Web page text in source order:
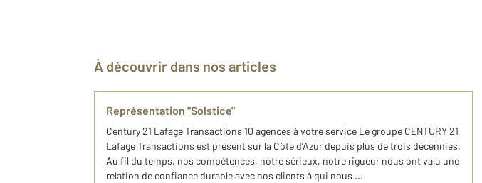
À découvrir dans nos articles
Représentation "Solstice"
Century 21 Lafage Transactions 10 agences à votre service Le groupe CENTURY 21
Lafage Transactions est présent sur la Côte d’Azur depuis plus de trois décennies.
Au fil du temps, nos compétences, notre sérieux, notre rigueur nous ont valu une
relation de confiance durable avec nos clients à qui nous ...